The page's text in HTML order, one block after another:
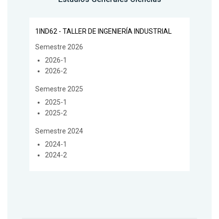
1IND62 - TALLER DE INGENIERÍA INDUSTRIAL
Semestre 2026
2026-1
2026-2
Semestre 2025
2025-1
2025-2
Semestre 2024
2024-1
2024-2